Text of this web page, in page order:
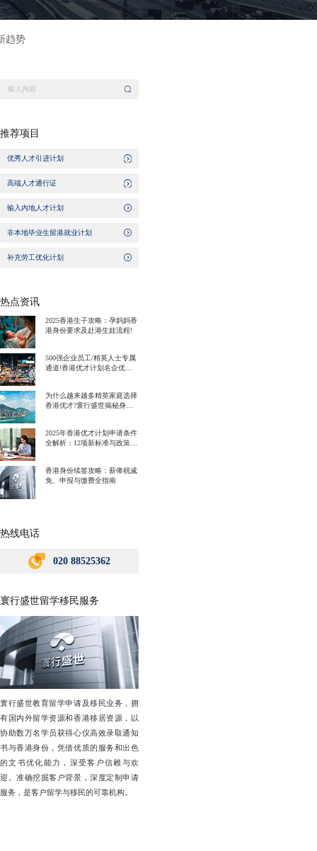
趋势
推荐项目
优秀人才引进计划
高端人才通行证
输入内地人才计划
非本地毕业生留港就业计划
补充劳工优化计划
热点资讯
2025香港生子攻略：孕妈妈香
港身份要求及赴港生娃流程!
500强企业员工/精英人士专属
通道!香港优才计划名企优势
为什么越来越多精英家庭选择
香港优才?寰行盛世揭秘身份
2025年香港优才计划申请条件
全解析：12项新标准与政策解
香港身份续签攻略：薪俸税减
免、申报与缴费全指南
热线电话
020 88525362
寰行盛世留学移民服务
寰行盛世教育留学申请及移民业务，拥
有国内外留学资源和香港移居资源，以
协助数万名学员获得心仪高效录取通知
书与香港身份，凭借优质的服务和出色
的文书优化能力，深受客户信赖与欢
迎。准确挖掘客户背景，深度定制申请
服务，是客户留学与移民的可靠机构。